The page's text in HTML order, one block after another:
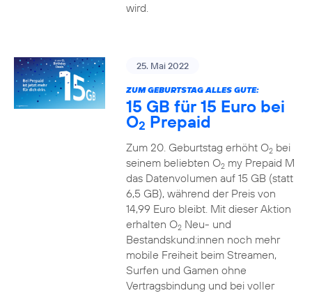
wird.
25. Mai 2022
ZUM GEBURTSTAG ALLES GUTE:
15 GB für 15 Euro bei
O2 Prepaid
Zum 20. Geburtstag erhöht O2bei
seinem beliebten O2my Prepaid M
das Datenvolumen auf 15 GB (statt
6,5 GB), während der Preis von
14,99 Euro bleibt. Mit dieser Aktion
erhalten O2Neu- und
Bestandskund:innen noch mehr
mobile Freiheit beim Streamen,
Surfen und Gamen ohne
Vertragsbindung und bei voller